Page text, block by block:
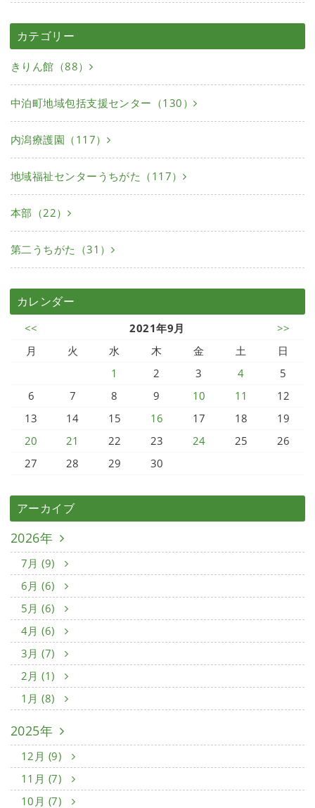
カテゴリー
きりん館（88）
中泊町地域包括支援センター（130）
内潟療護園（117）
地域福祉センターうちがた（117）
本部（22）
第二うちがた（31）
カレンダー
<< 2021年9月
>>
月
火 水 木 金 土
日
1
2 3 4
5
6
7 8 9 10 11
12
13
14 15 16 17 18
19
20
21 22 23 24 25
26
27
28 29 30
アーカイブ
2026年
7月 (9)
6月 (6)
5月 (6)
4月 (6)
3月 (7)
2月 (1)
1月 (8)
2025年
12月 (9)
11月 (7)
10月 (7)